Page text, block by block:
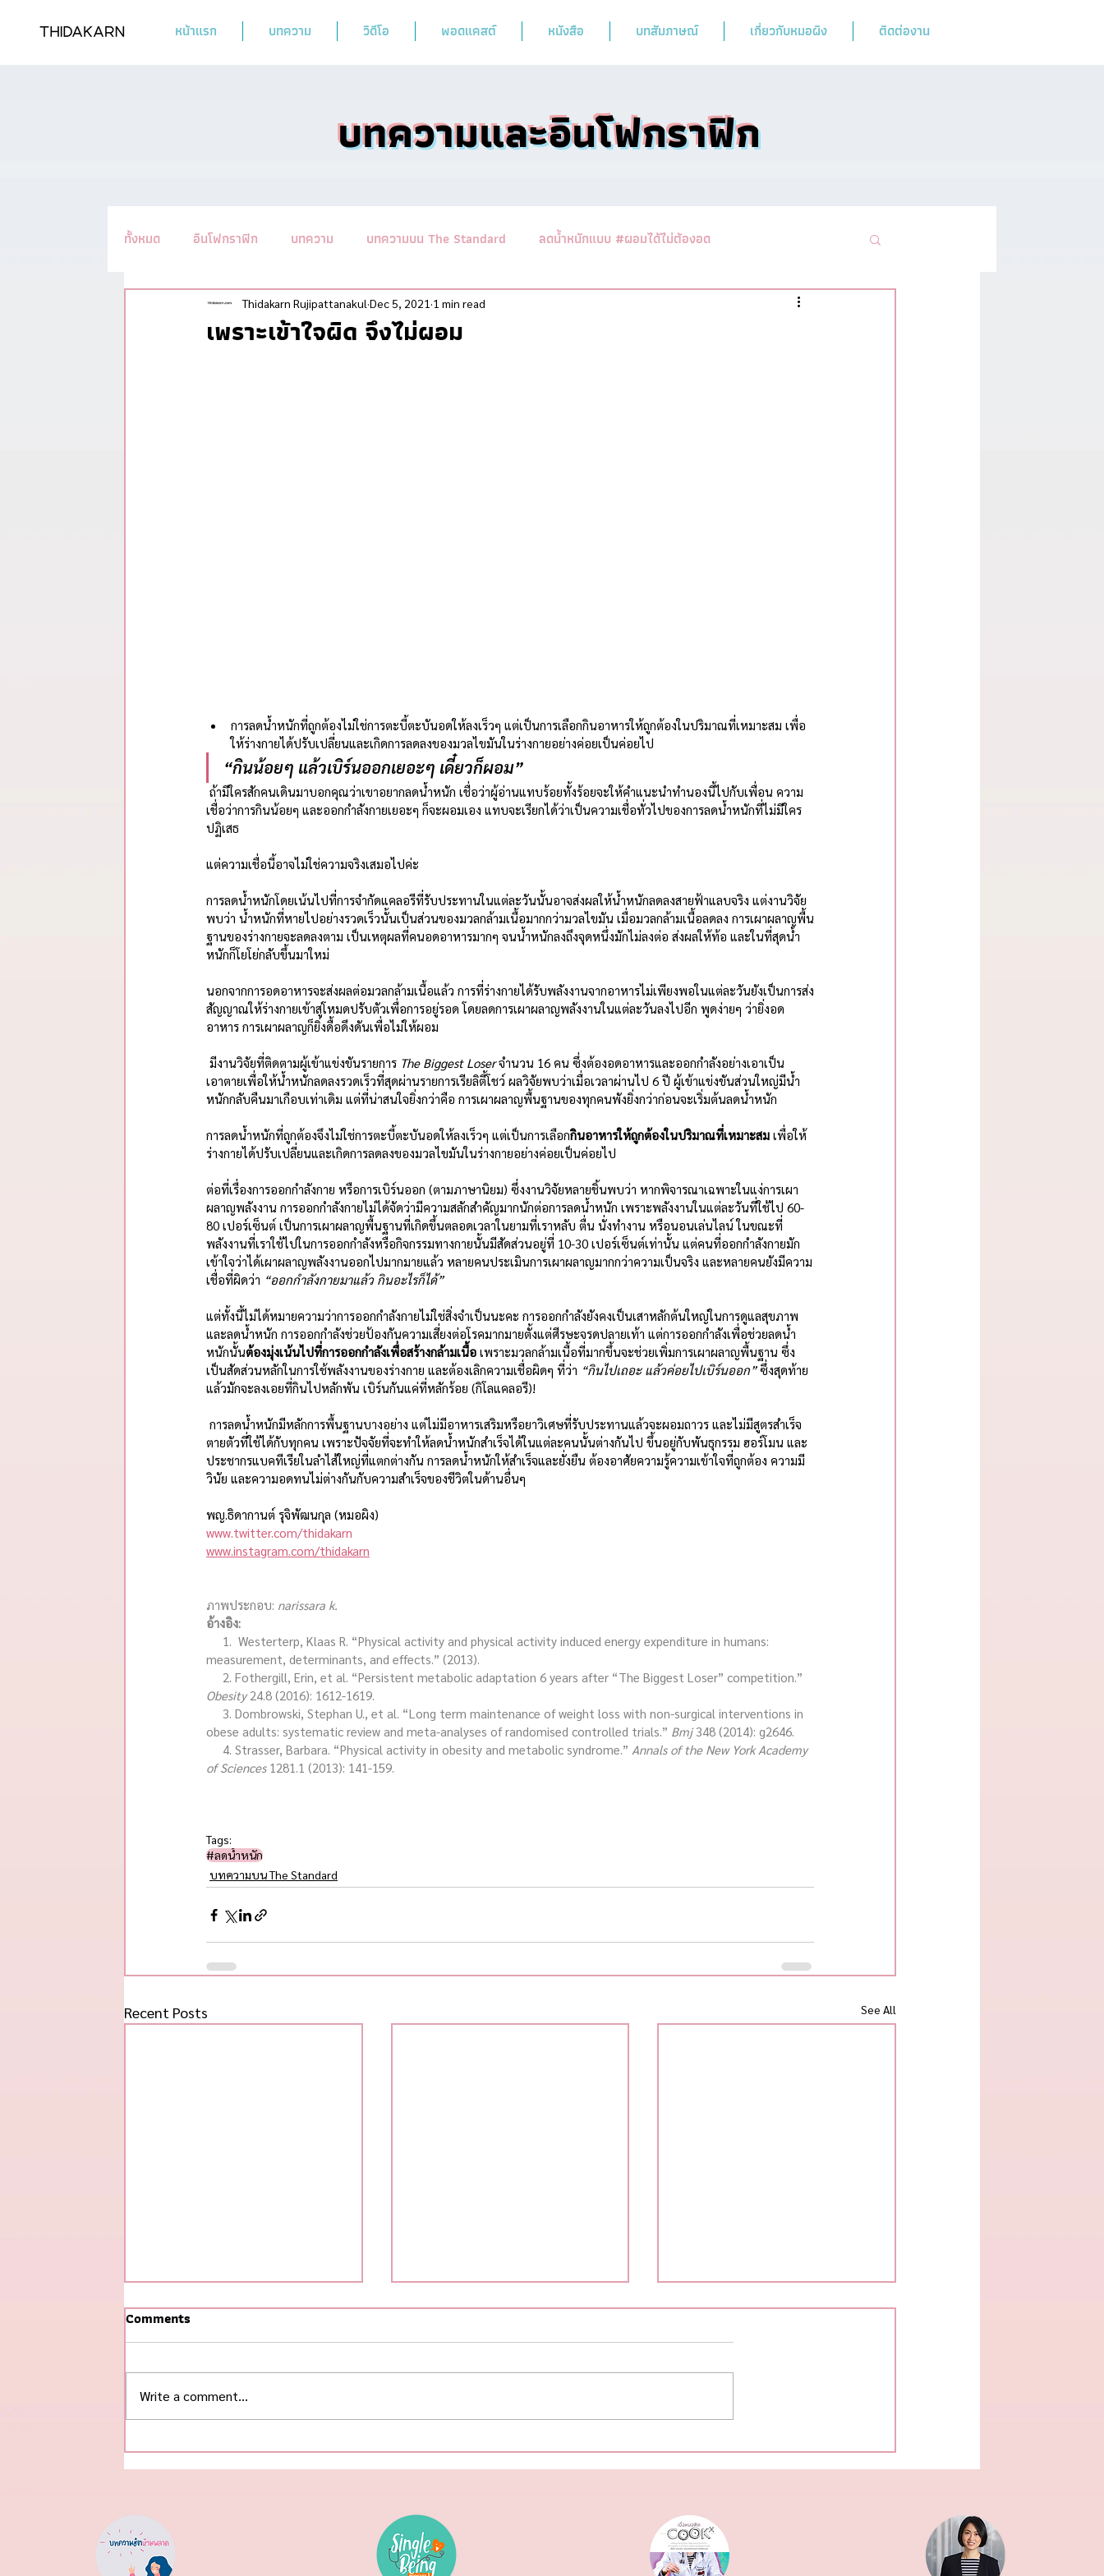
หน้าแรก บทความ วิดีโอ พอดแคสต์ หนังสือ บทสัมภาษณ์ เกี่ยวกับหมอผิง ติดต่องาน
บทความและอินโฟกราฟิก
ทั้งหมด อินโฟกราฟิก บทความ บทความบน The Standard ลดน้ำหนักแบบ #ผอมได้ไม่ต้องอด
รวมทิปชะลอวัย #อ่านแล้วYoung นานาสาระอาหารคลีน รวมบทความฮิตห้ามพลาด
เพราะเข้าใจผิด จึงไม่ผอม
Thidakarn Rujipattanakul Dec 5, 2021 1 min read
การลดน้ำหนักที่ถูกต้องไม่ใช่การตะบี้ตะบันอดให้ลงเร็วๆ แต่เป็นการเลือกกินอาหารให้ถูกต้องในปริมาณที่เหมาะสม เพื่อ
ให้ร่างกายได้ปรับเปลี่ยนและเกิดการลดลงของมวลไขมันในร่างกายอย่างค่อยเป็นค่อยไป
“กินน้อยๆ แล้วเบิร์นออกเยอะๆ เดี๋ยวก็ผอม”
เชื่อว่าการกินน้อยๆ และออกกำลังกายเยอะๆ ก็จะผอมเอง แทบจะเรียกได้ว่าเป็นความเชื่อทั่วไปของการลดน้ำหนักที่ไม่มีใคร
ปฏิเสธ
แต่ความเชื่อนี้อาจไม่ใช่ความจริงเสมอไปค่ะ
การลดน้ำหนักโดยเน้นไปที่การจำกัดแคลอรีที่รับประทานในแต่ละวันนั้นอาจส่งผลให้น้ำหนักลดลงสายฟ้าแลบจริง แต่งานวิจัย
พบว่า น้ำหนักที่หายไปอย่างรวดเร็วนั้นเป็นส่วนของมวลกล้ามเนื้อมากกว่ามวลไขมัน เมื่อมวลกล้ามเนื้อลดลง การเผาผลาญพื้น
ฐานของร่างกายจะลดลงตาม เป็นเหตุผลที่คนอดอาหารมากๆ จนน้ำหนักลงถึงจุดหนึ่งมักไม่ลงต่อ ส่งผลให้ท้อ และในที่สุดน้ำ
หนักก็โยโย่กลับขึ้นมาใหม่
นอกจากการอดอาหารจะส่งผลต่อมวลกล้ามเนื้อแล้ว การที่ร่างกายได้รับพลังงานจากอาหารไม่เพียงพอในแต่ละวันยังเป็นการส่ง
สัญญาณให้ร่างกายเข้าสู่โหมดปรับตัวเพื่อการอยู่รอด โดยลดการเผาผลาญพลังงานในแต่ละวันลงไปอีก พูดง่ายๆ ว่ายิ่งอด
อาหาร การเผาผลาญก็ยิ่งดื้อดึงดันเพื่อไม่ให้ผอม
มีงานวิจัยที่ติดตามผู้เข้าแข่งขันรายการ The Biggest Loser จำนวน 16 คน ซึ่งต้องอดอาหารและออกกำลังอย่างเอาเป็น
เอาตายเพื่อให้น้ำหนักลดลงรวดเร็วที่สุดผ่านรายการเรียลิตี้โชว์ ผลวิจัยพบว่าเมื่อเวลาผ่านไป 6 ปี ผู้เข้าแข่งขันส่วนใหญ่มีน้ำ
หนักกลับคืนมาเกือบเท่าเดิม แต่ที่น่าสนใจยิ่งกว่าคือ การเผาผลาญพื้นฐานของทุกคนพังยิ่งกว่าก่อนจะเริ่มต้นลดน้ำหนัก
การลดน้ำหนักที่ถูกต้องจึงไม่ใช่การตะบี้ตะบันอดให้ลงเร็วๆ แต่เป็นการเลือกกินอาหารให้ถูกต้องในปริมาณที่เหมาะสม เพื่อให้
ร่างกายได้ปรับเปลี่ยนและเกิดการลดลงของมวลไขมันในร่างกายอย่างค่อยเป็นค่อยไป
ต่อที่เรื่องการออกกำลังกาย หรือการเบิร์นออก (ตามภาษานิยม) ซึ่งงานวิจัยหลายชิ้นพบว่า หากพิจารณาเฉพาะในแง่การเผา
ผลาญพลังงาน การออกกำลังกายไม่ได้จัดว่ามีความสลักสำคัญมากนักต่อการลดน้ำหนัก เพราะพลังงานในแต่ละวันที่ใช้ไป 60-
80 เปอร์เซ็นต์ เป็นการเผาผลาญพื้นฐานที่เกิดขึ้นตลอดเวลาในยามที่เราหลับ ตื่น นั่งทำงาน หรือนอนเล่นไลน์ ในขณะที่
พลังงานที่เราใช้ไปในการออกกำลังหรือกิจกรรมทางกายนั้นมีสัดส่วนอยู่ที่ 10-30 เปอร์เซ็นต์เท่านั้น แต่คนที่ออกกำลังกายมัก
เข้าใจว่าได้เผาผลาญพลังงานออกไปมากมายแล้ว หลายคนประเมินการเผาผลาญมากกว่าความเป็นจริง และหลายคนยังมีความ
เชื่อที่ผิดว่า “ออกกำลังกายมาแล้ว กินอะไรก็ได้”
แต่ทั้งนี้ไม่ได้หมายความว่าการออกกำลังกายไม่ใช่สิ่งจำเป็นนะคะ การออกกำลังยังคงเป็นเสาหลักต้นใหญ่ในการดูแลสุขภาพ
และลดน้ำหนัก การออกกำลังช่วยป้องกันความเสี่ยงต่อโรคมากมายตั้งแต่ศีรษะจรดปลายเท้า แต่การออกกำลังเพื่อช่วยลดน้ำ
หนักนั้นต้องมุ่งเน้นไปที่การออกกำลังเพื่อสร้างกล้ามเนื้อ เพราะมวลกล้ามเนื้อที่มากขึ้นจะช่วยเพิ่มการเผาผลาญพื้นฐาน ซึ่ง
เป็นสัดส่วนหลักในการใช้พลังงานของร่างกาย และต้องเลิกความเชื่อผิดๆ ที่ว่า “กินไปเถอะ แล้วค่อยไปเบิร์นออก” ซึ่งสุดท้าย
แล้วมักจะลงเอยที่กินไปหลักพัน เบิร์นกันแค่ที่หลักร้อย (กิโลแคลอรี)!
ตายตัวที่ใช้ได้กับทุกคน เพราะปัจจัยที่จะทำให้ลดน้ำหนักสำเร็จได้ในแต่ละคนนั้นต่างกันไป ขึ้นอยู่กับพันธุกรรม ฮอร์โมน และ
ประชากรแบคทีเรียในลำไส้ใหญ่ที่แตกต่างกัน การลดน้ำหนักให้สำเร็จและยั่งยืน ต้องอาศัยความรู้ความเข้าใจที่ถูกต้อง ความมี
วินัย และความอดทนไม่ต่างกันกับความสำเร็จของชีวิตในด้านอื่นๆ
พญ.ธิดากานต์ รุจิพัฒนกุล (หมอผิง)
www.twitter.com/thidakarn
www.instagram.com/thidakarn
ภาพประกอบ: narissara k.
อ้างอิง:
measurement, determinants, and effects.” (2013).
     2. Fothergill, Erin, et al. “Persistent metabolic adaptation 6 years after “The Biggest Loser” competition.”
Obesity 24.8 (2016): 1612-1619.
obese adults: systematic review and meta-analyses of randomised controlled trials.” Bmj 348 (2014): g2646.
     4. Strasser, Barbara. “Physical activity in obesity and metabolic syndrome.”
Annals of the New York Academy
of Sciences 1281.1 (2013): 141-159.
Tags:
#ลดน้ำหนัก
บทความบน The Standard
Recent Posts See All
ทำไม HealthTech Start-up
ไทย จึงยากจะไปถึง Unicorn
Metaverse วงการแพทย์ในโลก
เสมือนจริง
โลกร้อน สุขภาพรวน นับถอยหลัง
วันอวสานโลก
Comments
Write a comment...